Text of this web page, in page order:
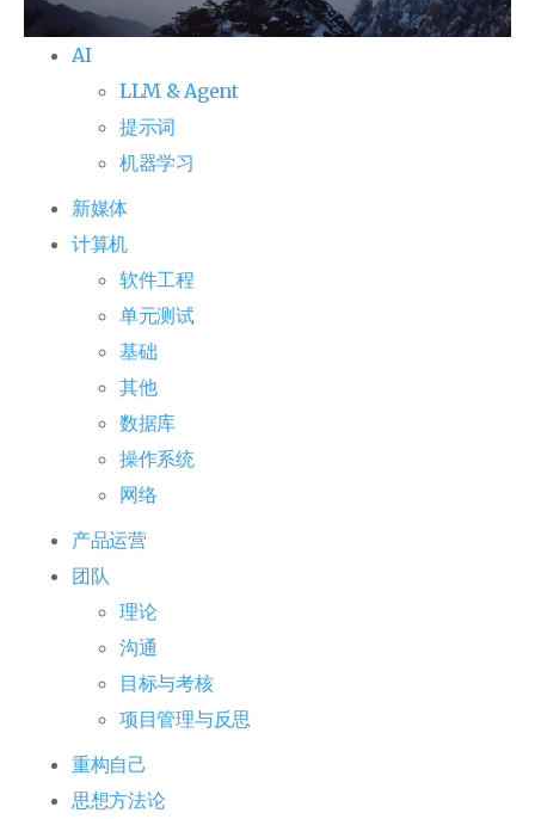
AI
LLM & Agent
提示词
机器学习
新媒体
计算机
软件工程
单元测试
基础
其他
数据库
操作系统
网络
产品运营
团队
理论
沟通
目标与考核
项目管理与反思
重构自己
思想方法论